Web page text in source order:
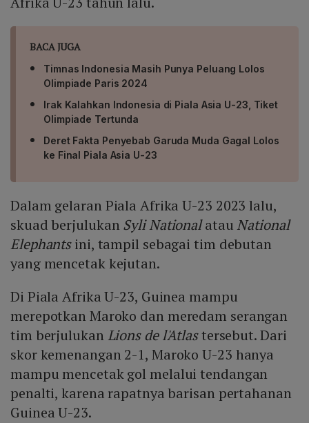
BACA JUGA
Timnas Indonesia Masih Punya Peluang Lolos
Olimpiade Paris 2024
Irak Kalahkan Indonesia di Piala Asia U-23, Tiket
Olimpiade Tertunda
Deret Fakta Penyebab Garuda Muda Gagal Lolos
ke Final Piala Asia U-23
Dalam gelaran Piala Afrika U-23 2023 lalu,
skuad berjulukan Syli Nationalatau National
Elephantsini, tampil sebagai tim debutan
yang mencetak kejutan.
Di Piala Afrika U-23, Guinea mampu
merepotkan Maroko dan meredam serangan
tim berjulukan Lions de l'Atlastersebut. Dari
skor kemenangan 2-1, Maroko U-23 hanya
mampu mencetak gol melalui tendangan
penalti, karena rapatnya barisan pertahanan
Guinea U-23.